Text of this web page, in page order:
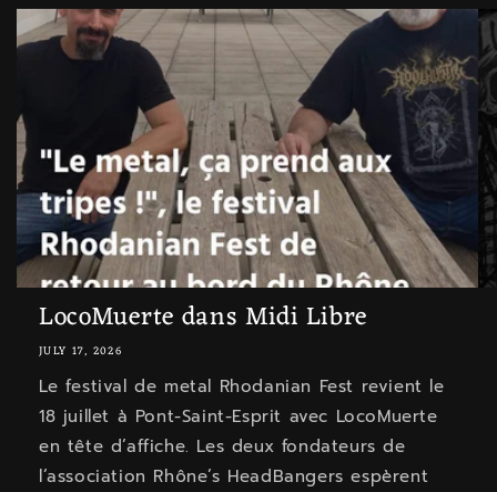
LocoMuerte dans Midi Libre
JULY 17, 2026
Le festival de metal Rhodanian Fest revient le
18 juillet à Pont-Saint-Esprit avec LocoMuerte
en tête d’affiche. Les deux fondateurs de
l’association Rhône’s HeadBangers espèrent